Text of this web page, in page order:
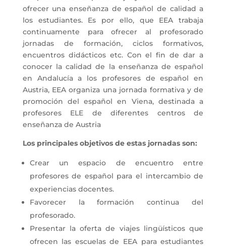
ofrecer una enseñanza de español de calidad a
los estudiantes. Es por ello, que EEA trabaja
continuamente para ofrecer al profesorado
jornadas de formación, ciclos formativos,
encuentros didácticos etc. Con el fin de dar a
conocer la calidad de la enseñanza de español
en Andalucía a los profesores de español en
Austria, EEA organiza una jornada formativa y de
promoción del español en Viena, destinada a
profesores ELE de diferentes centros de
enseñanza de Austria
Los principales objetivos de estas jornadas son:
Crear un espacio de encuentro entre
profesores de español para el intercambio de
experiencias docentes.
Favorecer la formación continua del
profesorado.
Presentar la oferta de viajes lingüísticos que
ofrecen las escuelas de EEA para estudiantes